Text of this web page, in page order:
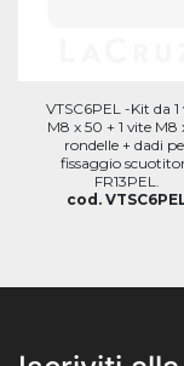
VTSC6PEL -Kit da 1
M8 x 50 + 1 vite M8
rondelle + dadi
fissaggio
FR13PEL.
cod.